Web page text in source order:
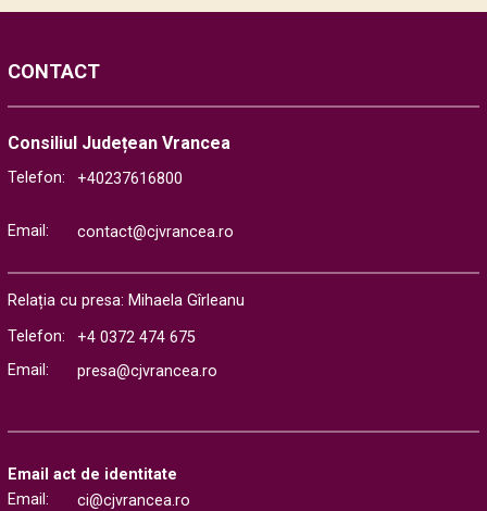
CONTACT
Consiliul Județean Vrancea
Telefon: +40237616800
Email: contact@cjvrancea.ro
Relația cu presa: Mihaela Gîrleanu
Telefon:
+4 0372 474 675
Email:
presa@cjvrancea.ro
Email act de identitate
Email:
ci@cjvrancea.ro